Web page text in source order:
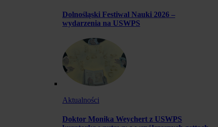
Dolnośląski Festiwal Nauki 2026 –
wydarzenia na USWPS
Aktualności
Doktor Monika Weychert z USWPS